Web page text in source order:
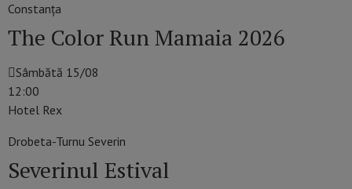
Constanţa
The Color Run Mamaia 2026
Sâmbătă 15/08
12:00
Hotel Rex
Drobeta-Turnu Severin
Severinul Estival